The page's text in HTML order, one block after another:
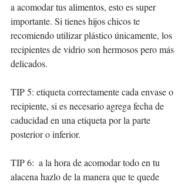
a acomodar tus alimentos, esto es super
importante. Si tienes hijos chicos te
recomiendo utilizar plástico únicamente, los
recipientes de vidrio son hermosos pero más
delicados.
TIP 5: etiqueta correctamente cada envase o
recipiente, si es necesario agrega fecha de
caducidad en una etiqueta por la parte
posterior o inferior.
TIP 6:  a la hora de acomodar todo en tu
alacena hazlo de la manera que te quede